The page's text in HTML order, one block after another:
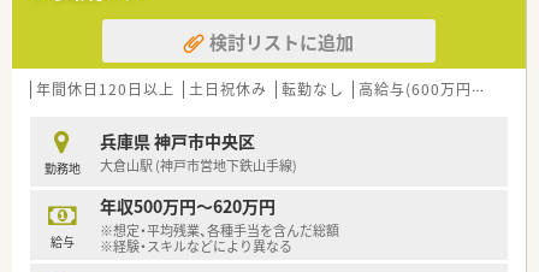
■神戸市中央区にて地域に密着した1店舗のみを運営しており、
転勤の心配なく長く安定して勤務できる環境です。
■代表自らが薬剤師として店舗で活躍しているため現場への理
解が深く、社員想いで働きやすい環境づくりに熱心です。
疑義照会なども気兼ねなくスムーズにおこなえます。
【職場環境と雰囲気】
■人間関係の良さとチームプレーをモットーに掲げており、過去
に職場の人間関係で悩んだ経験がある方にも最適です。
■事務員を含め幅広い年代のスタッフが活躍しており、休憩時間
はお昼休みを順番に取得し中外自由に過ごすことができます。
検討リストに追加
年間休日120日以上 土日祝休み 転勤なし 高給与(600万円以上)
勤務地
兵庫県 神戸市中央区
大倉山駅 (神戸市営地下鉄山手線)
給与
年収500万円～620万円
※想定・平均残業、各種手当を含んだ総額
※経験・スキルなどにより異なる